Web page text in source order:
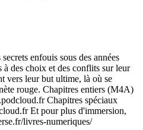
enfouis sous des années
à des choix et des conflits sur leur
vers leur but ultime, là où se
rouge. Chapitres entiers (M4A)
Chapitres spéciaux
Et pour plus d'immersion,
livres-numeriques/